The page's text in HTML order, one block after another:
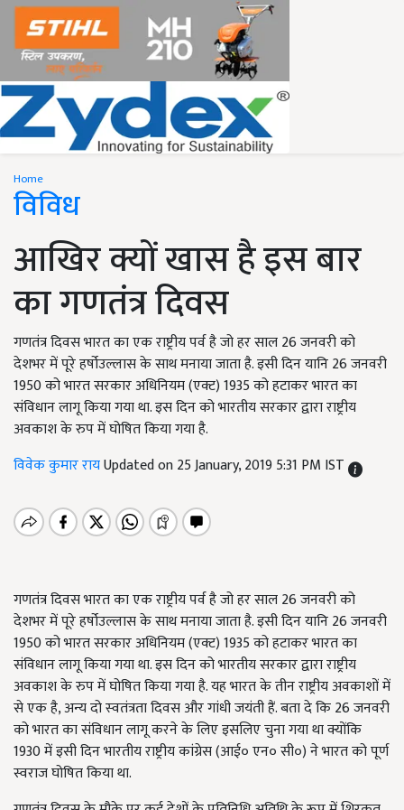
Home
विविध
आखिर क्यों खास है इस बार
का गणतंत्र दिवस
गणतंत्र दिवस भारत का एक राष्ट्रीय पर्व है जो हर साल 26 जनवरी को
देशभर में पूरे हर्षोउल्लास के साथ मनाया जाता है. इसी दिन यानि 26 जनवरी
1950 को भारत सरकार अधिनियम (एक्ट) 1935 को हटाकर भारत का
संविधान लागू किया गया था. इस दिन को भारतीय सरकार द्वारा राष्ट्रीय
अवकाश के रुप में घोषित किया गया है.
विवेक कुमार रायUpdated on 25 January, 2019 5:31 PM IST
गणतंत्र दिवस भारत का एक राष्ट्रीय पर्व है जो हर साल 26 जनवरी को
देशभर में पूरे हर्षोउल्लास के साथ मनाया जाता है. इसी दिन यानि 26 जनवरी
1950 को भारत सरकार अधिनियम (एक्ट) 1935 को हटाकर भारत का
संविधान लागू किया गया था. इस दिन को भारतीय सरकार द्वारा राष्ट्रीय
अवकाश के रुप में घोषित किया गया है. यह भारत के तीन राष्ट्रीय अवकाशों में
से एक है, अन्य दो स्‍वतंत्रता दिवस और गांधी जयंती हैं. बता दे कि 26 जनवरी
को भारत का संविधान लागू करने के लिए इसलिए चुना गया था क्योंकि
1930 में इसी दिन भारतीय राष्ट्रीय कांग्रेस (आई० एन० सी०) ने भारत को पूर्ण
स्वराज घोषित किया था.